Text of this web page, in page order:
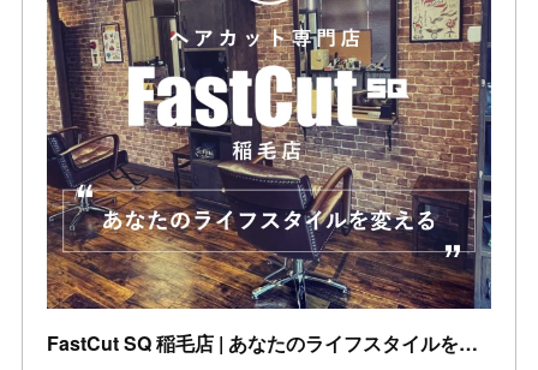
FastCut SQ 稲毛店 | あなたのライフスタイルを変える